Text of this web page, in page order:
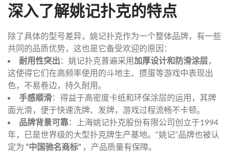
深入了解姚记扑克的特点
除了具体的型号差异，姚记扑克作为一个整体品牌，有一些
共同的品质优势，这也是它备受欢迎的原因：
耐用性突出 ：姚记扑克普遍采用加厚设计和防滑涂层，
这使得它们在高频率使用的斗地主、掼蛋等游戏中表现出
色，不易卷边，持久耐用。
手感顺滑：得益于高密度卡纸和环保涂层的运用，其牌
面光滑，便于快速洗牌、发牌，游戏过程流畅不卡顿。
品牌背景可靠：上海姚记扑克股份有限公司创立于1994
年，已是世界级的大型扑克牌生产基地。“姚记”品牌也被认
定为 “中国驰名商标” ，产品质量有保障。